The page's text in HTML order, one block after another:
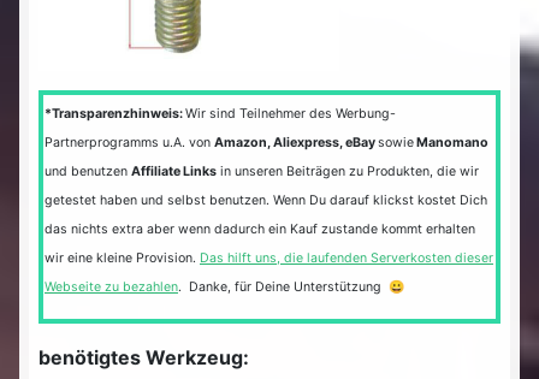
*Transparenzhinweis:Wir sind Teilnehmer des Werbung-
Partnerprogramms u.A. von Amazon, Aliexpress, eBaysowieManomano
und benutzen Affiliate Links in unseren Beiträgen zu Produkten, die wir
getestet haben und selbst benutzen. Wenn Du darauf klickst kostet Dich
das nichts extra aber wenn dadurch ein Kauf zustande kommt erhalten
wir eine kleine Provision. Das hilft uns, die laufenden Serverkosten dieser
Webseite zu bezahlen. Danke, für Deine Unterstützung 😀
benötigtes Werkzeug: